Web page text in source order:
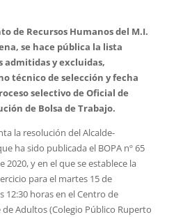
de Recursos Humanos del M.I.
se hace pública la lista
admitidas y excluidas,
técnico de selección y fecha
selectivo de Oficial de
de Bolsa de Trabajo.
la resolución del Alcalde-
ha sido publicada el BOPA nº 65
2020, y en el que se establece la
para el martes 15 de
12:30 horas en el Centro de
Adultos (Colegio Público Ruperto